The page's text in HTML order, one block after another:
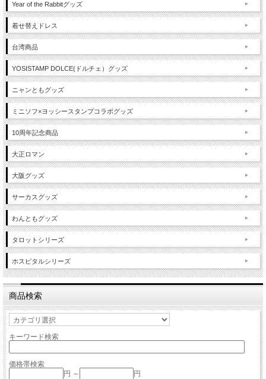
Year of the Rabbitグッズ
着せ替えドレス
台湾商品
YOSISTAMP DOLCE(ドルチェ）グッズ
ニャンともグッズ
ミニソフ×ヨッシースタンプコラボグッズ
10周年記念商品
大正ロマン
大阪グッズ
サーカスグッズ
わんともグッズ
タロットシリーズ
ホスピタルシリーズ
商品検索
キーワード検索
価格帯検索
円 ～
円